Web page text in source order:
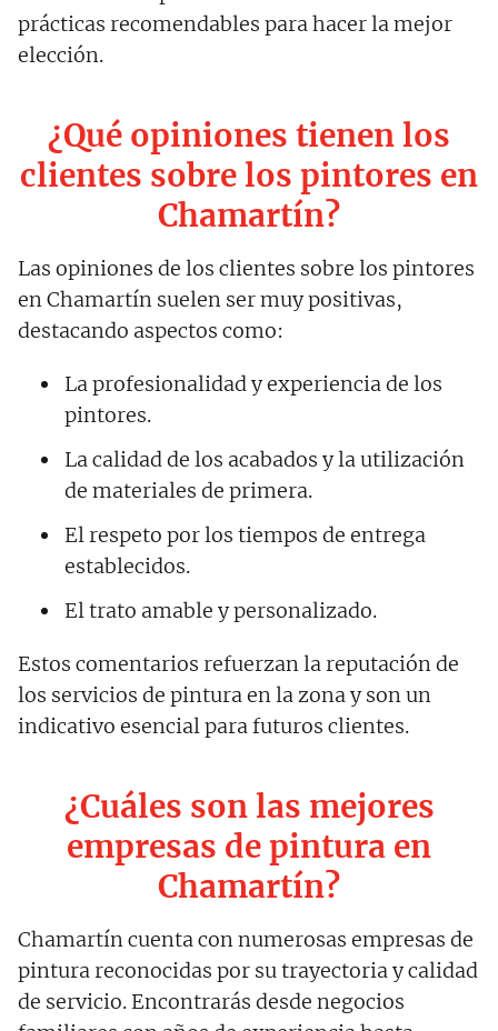
prácticas recomendables para hacer la mejor
elección.
¿Qué opiniones tienen los
clientes sobre los pintores en
Chamartín?
Las opiniones de los clientes sobre los pintores
en Chamartín suelen ser muy positivas,
destacando aspectos como:
La profesionalidad y experiencia de los
pintores.
La calidad de los acabados y la utilización
de materiales de primera.
El respeto por los tiempos de entrega
establecidos.
El trato amable y personalizado.
Estos comentarios refuerzan la reputación de
los servicios de pintura en la zona y son un
indicativo esencial para futuros clientes.
¿Cuáles son las mejores
empresas de pintura en
Chamartín?
Chamartín cuenta con numerosas empresas de
pintura reconocidas por su trayectoria y calidad
de servicio. Encontrarás desde negocios